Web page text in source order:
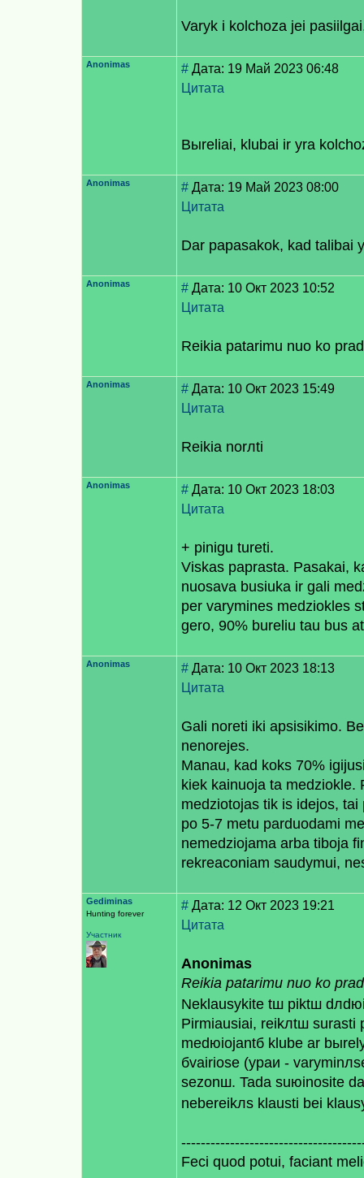
Varyk i kolchoza jei
Anonimas # Дата: 19 Май 2023 06:48
Цитата
Bыreliai, klubai ir yra
Anonimas # Дата: 19 Май 2023 08:00
Цитата
Dar papasakok, kad talibai
Anonimas # Дата: 10 Окт 2023 10:52
Цитата
Reikia patarimu nuo ko
Anonimas # Дата: 10 Окт 2023 15:49
Цитата
Reikia norлti
Anonimas # Дата: 10 Окт 2023 18:03
Цитата
+ pinigu tureti.
Viskas paprasta. Pasakai,
nuosava busiuka ir gali
per varymines medziokles
gero, 90% bureliu tau bus
Anonimas # Дата: 10 Окт 2023 18:13
Цитата
Gali noreti iki apsisikimo.
nenorejes.
Manau, kad koks 70%
kiek kainuoja ta medziokle.
medziotojas tik is idejos,
po 5-7 metu parduodami
nemedziojama arba tiboja
rekreaconiam saudymui,
Gediminas
Hunting forever
Участник
# Дата: 12 Окт 2023 19:21
Цитата
Anonimas
Reikia patarimu nuo ko
Neklausykite tш piktш
Pirmiausiai, reikлtш surasti
medюiojantб klube ar
бvairiose (ypaи -
sezonш. Tada suюinosite
nebereikлs klausti bei
Feci quod potui, faciant